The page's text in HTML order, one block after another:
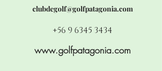
clubdegolf@golfpatagonia.com
+56 9 6345 3434
www.golfpatagonia.com